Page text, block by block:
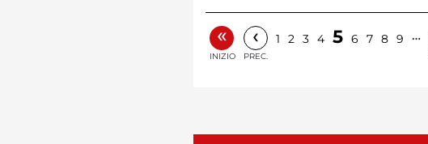
«
INIZIO
‹
PREC.
1 2 3 4 5 6 7 8 9 …